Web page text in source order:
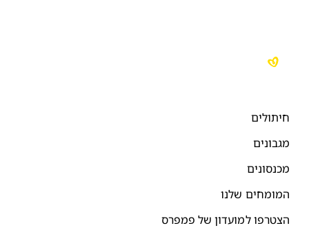
שלנו
למועדון של פמפרס